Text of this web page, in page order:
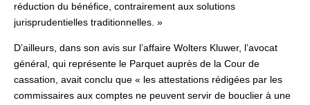
réduction du bénéfice, contrairement aux solutions
jurisprudentielles traditionnelles. »
D’ailleurs, dans son avis sur l’affaire Wolters Kluwer, l’avocat
général, qui représente le Parquet auprès de la Cour de
cassation, avait conclu que « les attestations rédigées par les
commissaires aux comptes ne peuvent servir de bouclier à une